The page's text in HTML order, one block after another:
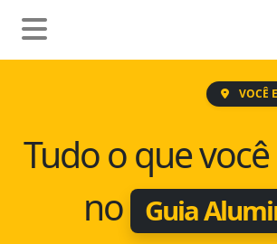
VOCÊ
Tudo o que
no
Guia